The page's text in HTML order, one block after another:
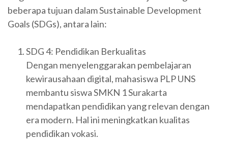
beberapa tujuan dalam Sustainable Development
Goals (SDGs), antara lain:
SDG 4: Pendidikan Berkualitas
Dengan menyelenggarakan pembelajaran
kewirausahaan digital, mahasiswa PLP UNS
membantu siswa SMKN 1 Surakarta
mendapatkan pendidikan yang relevan dengan
era modern. Hal ini meningkatkan kualitas
pendidikan vokasi.